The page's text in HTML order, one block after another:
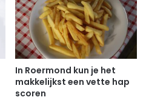
In Roermond kun je het
makkelijkst een vette hap
scoren